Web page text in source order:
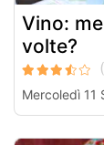
Vino:
volte?
Mercoledì 11